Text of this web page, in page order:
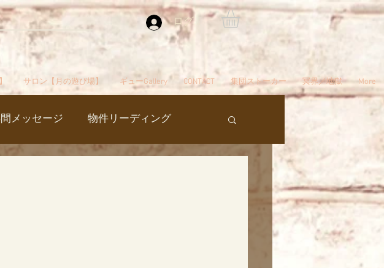
ログイン
サロン【月の遊び場】 ギューGallery CONTACT 集団ストーカー 冥界／地獄 More
メッセージ 物件リーディング